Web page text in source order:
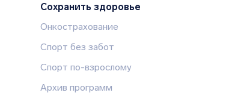
Сохранить здоровье
Онкострахование
Спорт без забот
Спорт по-взрослому
Архив программ